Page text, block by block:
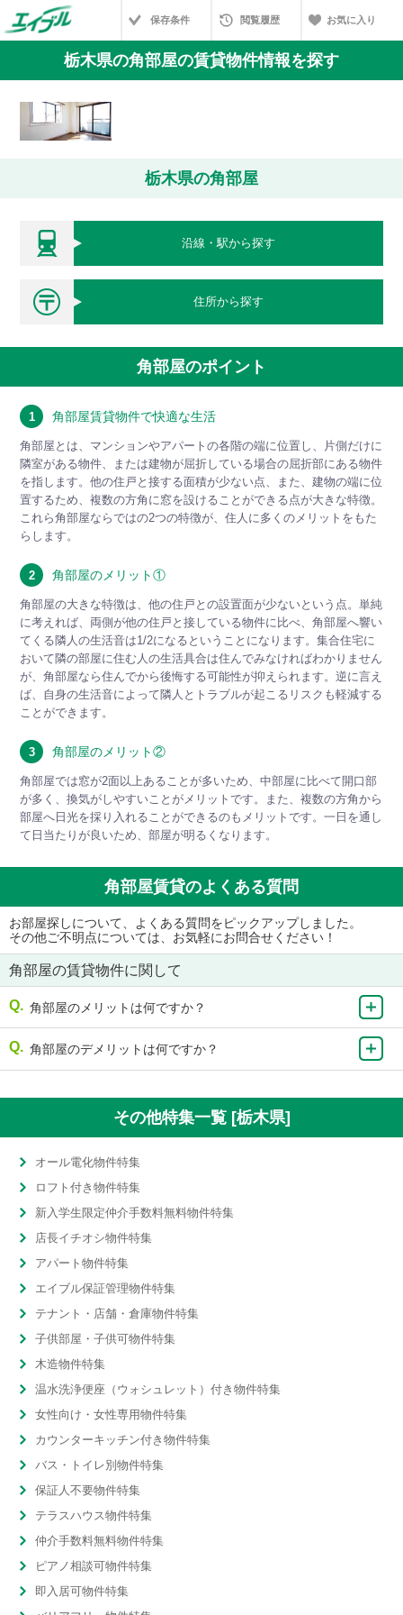
保存条件 閲覧履歴 お気に入り
栃木県の角部屋の賃貸物件情報を探す
栃木県の角部屋
沿線・駅から探す
住所から探す
角部屋のポイント
1 角部屋賃貸物件で快適な生活
角部屋とは、マンションやアパートの各階の端に位置し、片側だけに
隣室がある物件、または建物が屈折している場合の屈折部にある物件
を指します。他の住戸と接する面積が少ない点、また、建物の端に位
置するため、複数の方角に窓を設けることができる点が大きな特徴。
これら角部屋ならではの2つの特徴が、住人に多くのメリットをもた
らします。
2 角部屋のメリット①
角部屋の大きな特徴は、他の住戸との設置面が少ないという点。単純
に考えれば、両側が他の住戸と接している物件に比べ、角部屋へ響い
てくる隣人の生活音は1/2になるということになります。集合住宅に
おいて隣の部屋に住む人の生活具合は住んでみなければわかりません
が、角部屋なら住んでから後悔する可能性が抑えられます。逆に言え
ば、自身の生活音によって隣人とトラブルが起こるリスクも軽減する
ことができます。
3 角部屋のメリット②
角部屋では窓が2面以上あることが多いため、中部屋に比べて開口部
が多く、換気がしやすいことがメリットです。また、複数の方角から
部屋へ日光を採り入れることができるのもメリットです。一日を通し
て日当たりが良いため、部屋が明るくなります。
角部屋賃貸のよくある質問
お部屋探しについて、よくある質問をピックアップしました。
その他ご不明点については、お気軽にお問合せください！
角部屋の賃貸物件に関して
角部屋のメリットは何ですか？
角部屋のデメリットは何ですか？
その他特集一覧 [栃木県]
オール電化物件特集
ロフト付き物件特集
新入学生限定仲介手数料無料物件特集
店長イチオシ物件特集
アパート物件特集
エイブル保証管理物件特集
テナント・店舗・倉庫物件特集
子供部屋・子供可物件特集
木造物件特集
温水洗浄便座（ウォシュレット）付き物件特集
女性向け・女性専用物件特集
カウンターキッチン付き物件特集
バス・トイレ別物件特集
保証人不要物件特集
テラスハウス物件特集
仲介手数料無料物件特集
ピアノ相談可物件特集
即入居可物件特集